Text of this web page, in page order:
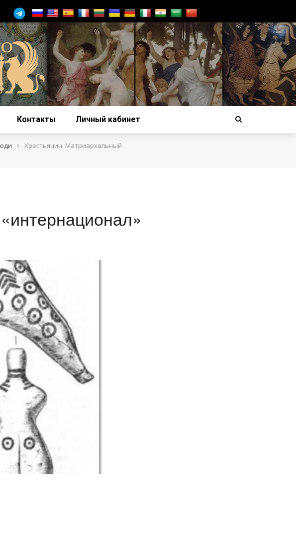
Контакты Личный кабинет
›
Хрестьянин. Матриархальный